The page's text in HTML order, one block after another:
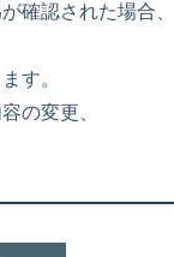
確認された場合、
す。
の変更、